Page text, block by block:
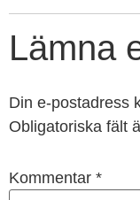
Lämna
Din e-postadress
Obligatoriska fält
Kommentar *